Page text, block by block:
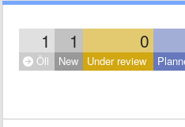
1 1 0
Öll New Under review